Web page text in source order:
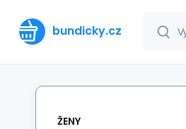
bundicky.cz
ŽENY